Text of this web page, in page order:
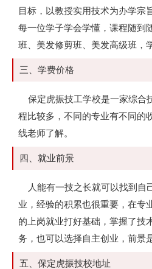
目标，以教授实用技术为办学宗
每一位学子学会学懂，课程随到
班、美发修剪班、美发高级班，
三、学费价格
保定虎振技工学校是一家综合
程比较多，不同的专业有不同的
线老师了解。
四、就业前景
人能有一技之长就可以找到自
业，经验的积累也很重要，在专
的上岗就业打好基础，掌握了技
务，也可以选择自主创业，前景
五、保定虎振技校地址